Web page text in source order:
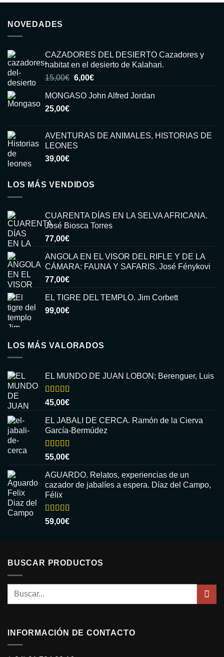
NOVEDADES
CAZADORES DEL DESIERTO Cazadores y
habitat en el desierto de Kalahari.
15,00€ El
original
6,00€El
actual
MONGASO John Alfred Jordan
25,00€
AVENTURAS DE ANIMALES, HISTORIAS DE
LEONES
39,00€
LOS MÁS VENDIDOS
CUARENTA DÍAS EN LA SELVA AFRICANA.
José Biosca Torres
77,00€
ANGOLA EN EL VISOR DEL RIFLE Y DE LA
CÁMARA: FAUNA Y SAFARIS. José Fénykovi
77,00€
EL TIGRE DEL TEMPLO. Jim Corbett
99,00€
LOS MÁS VALORADOS
EL MUNDO DE JUAN LOBON; Berenguer, Luis
Valorado
5
45,00€
EL JABALI DE CERCA. Ramón de la Cierva
García-Bermúdez
Valorado
5
55,00€
AGUARDO. Relatos, experiencias de un
cazador de jabalíes a espera. Díaz del Campo,
Félix
Valorado
59,00€
BUSCAR PRODUCTOS
Buscar
INFORMACIÓN DE CONTACTO